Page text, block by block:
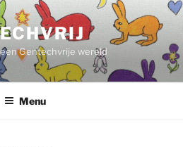
Gentechvrije wereld
Menu